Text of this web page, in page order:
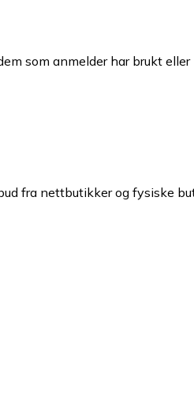
som anmelder har brukt
fra nettbutikker og fysiske